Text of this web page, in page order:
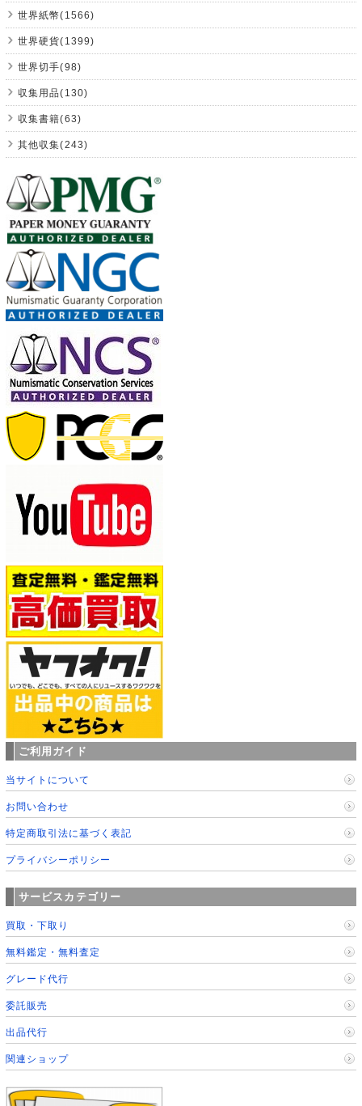
世界紙幣(1566)
世界硬貨(1399)
世界切手(98)
収集用品(130)
収集書籍(63)
其他収集(243)
ご利用ガイド
当サイトについて
お問い合わせ
特定商取引法に基づく表記
プライバシーポリシー
サービスカテゴリー
買取・下取り
無料鑑定・無料査定
グレード代行
委託販売
出品代行
関連ショップ